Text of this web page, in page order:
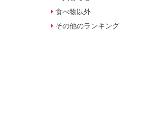
食べ物以外
その他のランキング